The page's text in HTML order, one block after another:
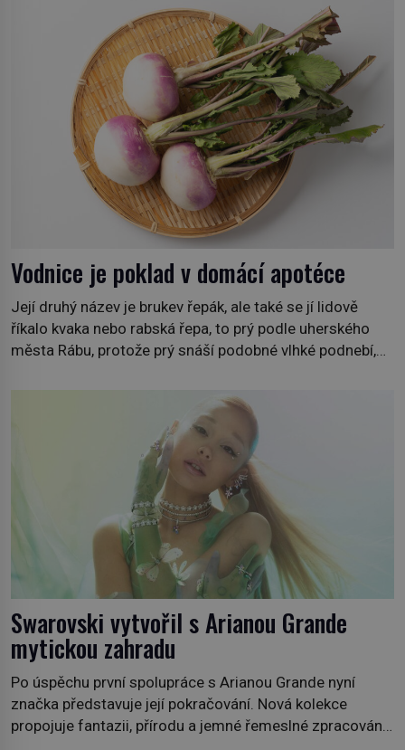
adrese 18 Rue Louis Vuitton, které bylo postaveno v
roce 1869. […]
Vodnice je poklad v domácí apotéce
Její druhý název je brukev řepák, ale také se jí lidově
říkalo kvaka nebo rabská řepa, to prý podle uherského
města Rábu, protože prý snáší podobné vlhké podnebí,
někdy i v obchodech. Její bulvy jsou bílé, nahoře někdy
Swarovski vytvořil s Arianou Grande
mytickou zahradu
Po úspěchu první spolupráce s Arianou Grande nyní
značka představuje její pokračování. Nová kolekce
propojuje fantazii, přírodu a jemné řemeslné zpracování